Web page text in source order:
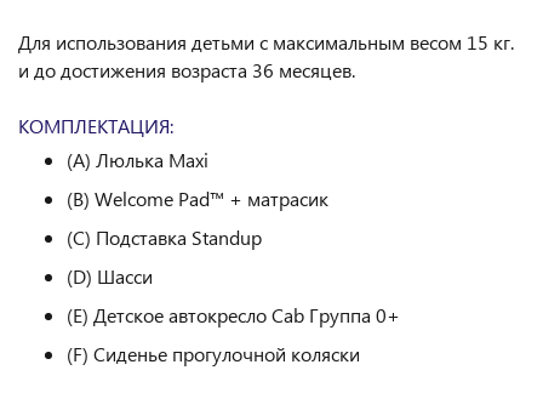
Для использования детьми с максимальным весом 15 кг.
и до достижения возраста 36 месяцев.
КОМПЛЕКТАЦИЯ:
(A) Люлька Maxi
(B) Welcome Pad™ + матрасик
(C) Подставка Standup
(D) Шасси
(E) Детское автокресло Cab Группа 0+
(F) Сиденье прогулочной коляски